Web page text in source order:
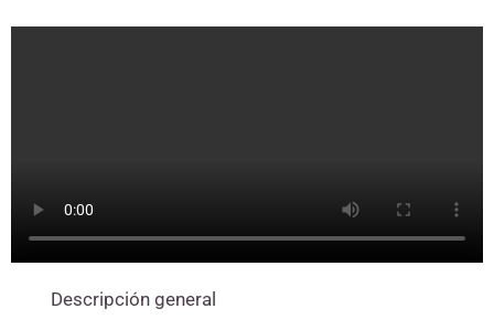
Descripción general